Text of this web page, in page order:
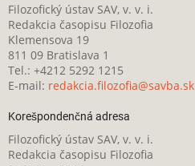
Filozofický ústav SAV, v. v. i.
Redakcia časopisu Filozofia
Klemensova 19
811 09 Bratislava 1
Tel.: +4212 5292 1215
E-mail: redakcia.filozofia@savba.sk
Korešpondenčná adresa
Filozofický ústav SAV, v. v. i.
Redakcia časopisu Filozofia